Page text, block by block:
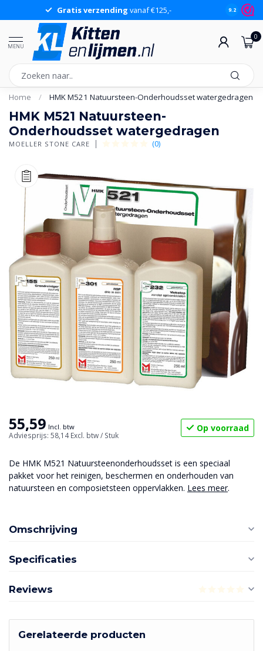
Gratis verzending vanaf €125,- 9.2
MENU
0
Home / HMK M521 Natuursteen-Onderhoudsset watergedragen
HMK M521 Natuursteen-
Onderhoudsset watergedragen
MOELLER STONE CARE (0)
55,59 Incl. btw
Adviesprijs: 58,14Excl. btw/ Stuk
Op voorraad
De HMK M521 Natuursteenonderhoudsset is een speciaal
pakket voor het reinigen, beschermen en onderhouden van
natuursteen en composietsteen oppervlakken. Lees meer.
Omschrijving
Specificaties
Reviews
Gerelateerde producten